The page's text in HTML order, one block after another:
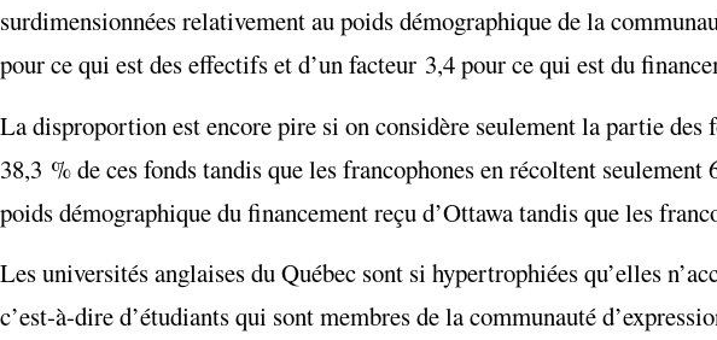
surdimensionnées relativement au poids démographique de la
pour ce qui est des effectifs et d’un facteur 3,4 pour ce qui est du
La disproportion est encore pire si on considère seulement la partie des
38,3 % de ces fonds tandis que les francophones en récoltent
poids démographique du financement reçu d’Ottawa tandis que les
Les universités anglaises du Québec sont si hypertrophiées qu’elles
c’est-à-dire d’étudiants qui sont membres de la communauté